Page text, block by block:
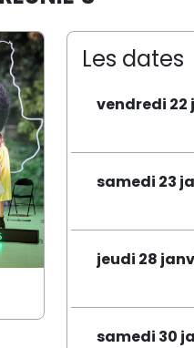
Les dates
vendredi 22
samedi 23
jeudi 28
samedi 30